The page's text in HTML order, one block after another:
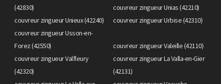
(42830)
couvreur zingueur Unias (42210)
couvreur zingueur Unieux (42240)
couvreur zingueur Urbise (42310)
couvreur zingueur Usson-en-
Forez (42550)
couvreur zingueur Valeille (42110)
couvreur zingueur Valfleury
(42320)
couvreur zingueur La Valla-en-Gier
(42131)